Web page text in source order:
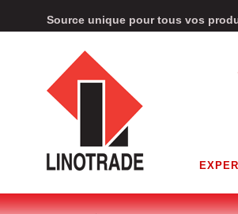
Source unique pour tous vos